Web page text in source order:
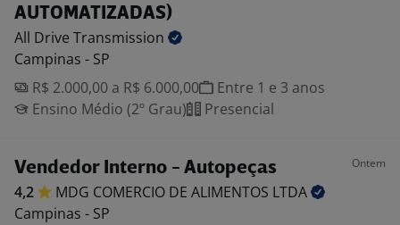
AUTOMATIZADAS)
All Drive Transmission
Campinas - SP
R$ 2.000,00 a R$ 6.000,00
Entre 1 e 3 anos
Ensino Médio (2º Grau)
Presencial
Vendedor Interno - Autopeças Ontem
4,2 MDG COMERCIO DE ALIMENTOS LTDA
Campinas - SP